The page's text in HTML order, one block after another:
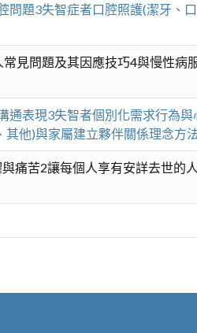
問題3失智症者口腔照護(潔牙、
見問題及其因應技巧4與慢性病
通表現3失智者個別化需求行為與
他)與家屬建立夥伴關係理念方
痛苦2讓每個人享有安詳去世的